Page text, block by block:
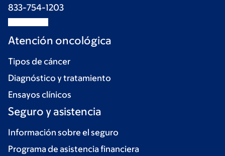
833-754-1203
Atención oncológica
Tipos de cáncer
Diagnóstico y tratamiento
Ensayos clínicos
Seguro y asistencia
Información sobre el seguro
Programa de asistencia financiera